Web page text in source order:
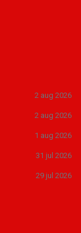
2 aug 2026
2 aug 2026
1 aug 2026
31 jul 2026
29 jul 2026